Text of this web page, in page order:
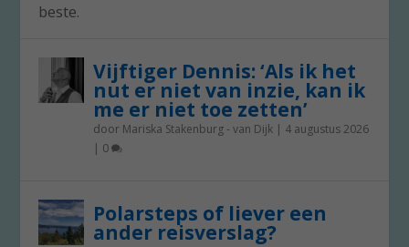
beste.
Vijftiger Dennis: ‘Als ik het
nut er niet van inzie, kan ik
me er niet toe zetten’
door Mariska Stakenburg - van Dijk | 4 augustus 2026
| 0
Polarsteps of liever een
ander reisverslag?